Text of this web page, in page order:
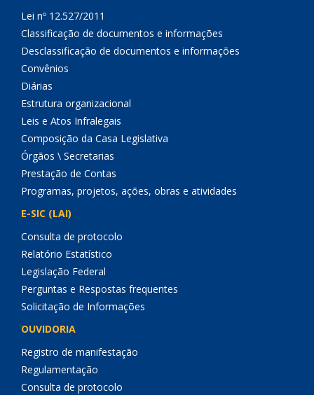
Lei nº 12.527/2011
Classificação de documentos e informações
Desclassificação de documentos e informações
Convênios
Diárias
Estrutura organizacional
Leis e Atos Infralegais
Composição da Casa Legislativa
Órgãos \ Secretarias
Prestação de Contas
Programas, projetos, ações, obras e atividades
E-SIC (LAI)
Consulta de protocolo
Relatório Estatístico
Legislação Federal
Perguntas e Respostas frequentes
Solicitação de Informações
OUVIDORIA
Registro de manifestação
Regulamentação
Consulta de protocolo